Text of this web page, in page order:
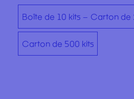
Boîte de 10 kits – Carton de
Carton de 500 kits